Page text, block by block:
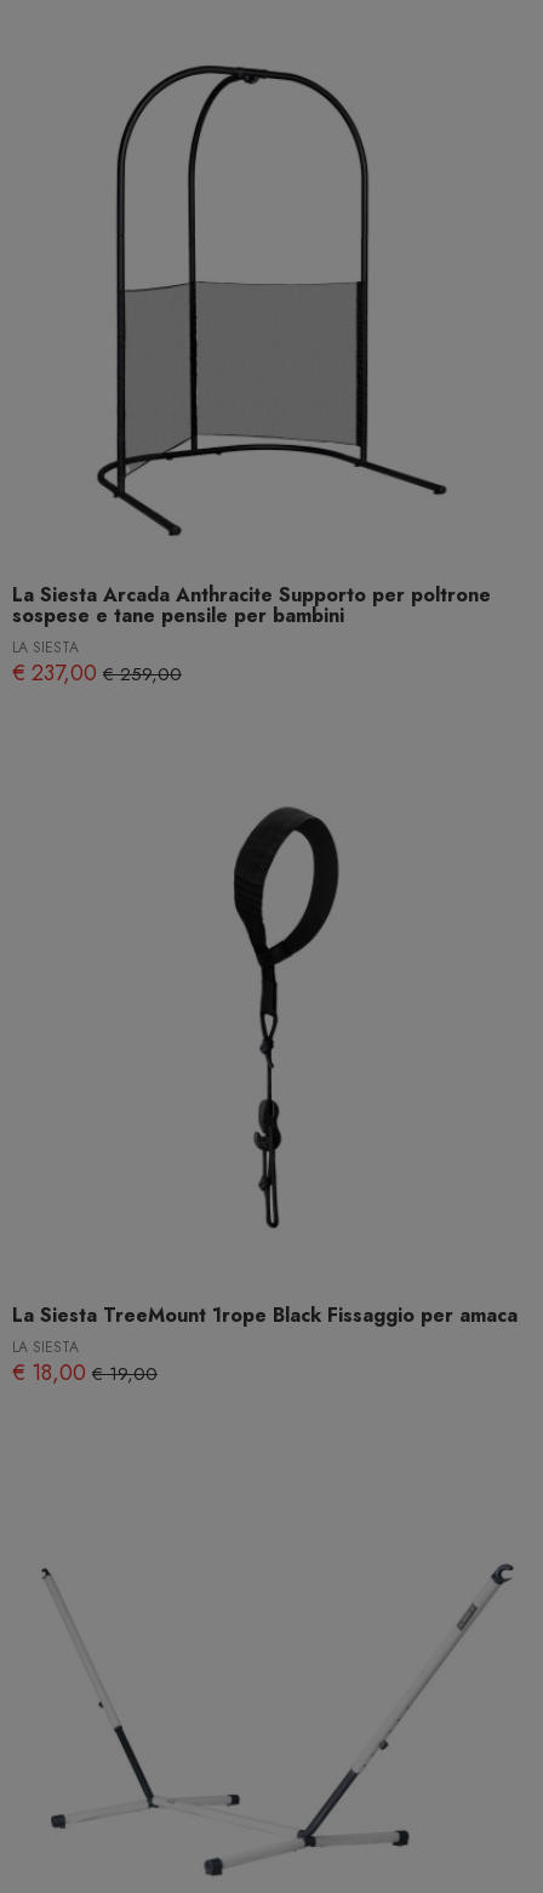
La Siesta Arcada Anthracite Supporto per poltrone
sospese e tane pensile per bambini
LA SIESTA
€ 237,00 € 259,00
La Siesta TreeMount 1rope Black Fissaggio per amaca
LA SIESTA
€ 18,00 € 19,00